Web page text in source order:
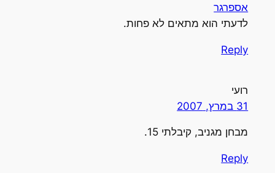
אספרגר
לדעתי הוא מתאים לא פחות.
Reply
רועי
31 במרץ, 2007
מבחן מגניב, קיבלתי 15.
Reply